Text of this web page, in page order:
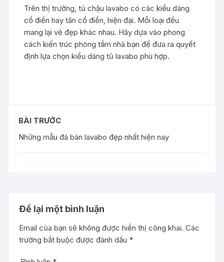
Trên thị trường, tủ chậu lavabo có các kiểu dáng
cổ điển hay tân cổ điển, hiện đại. Mỗi loại đều
mang lại vẻ đẹp khác nhau. Hãy dựa vào phong
cách kiến trúc phòng tắm nhà bạn để đưa ra quyết
định lựa chọn kiểu dáng tủ lavabo phù hợp.
BÀI TRƯỚC
Những mẫu đá bàn lavabo đẹp nhất hiện nay
Để lại một bình luận
Email của bạn sẽ không được hiển thị công khai. Các
trường bắt buộc được đánh dấu *